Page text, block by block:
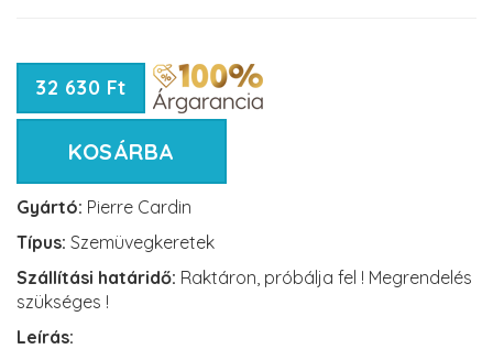
32 630 Ft
KOSÁRBA
Gyártó: Pierre Cardin
Típus: Szemüvegkeretek
Szállítási határidő: Raktáron, próbálja fel ! Megrendelés
szükséges !
Leírás: